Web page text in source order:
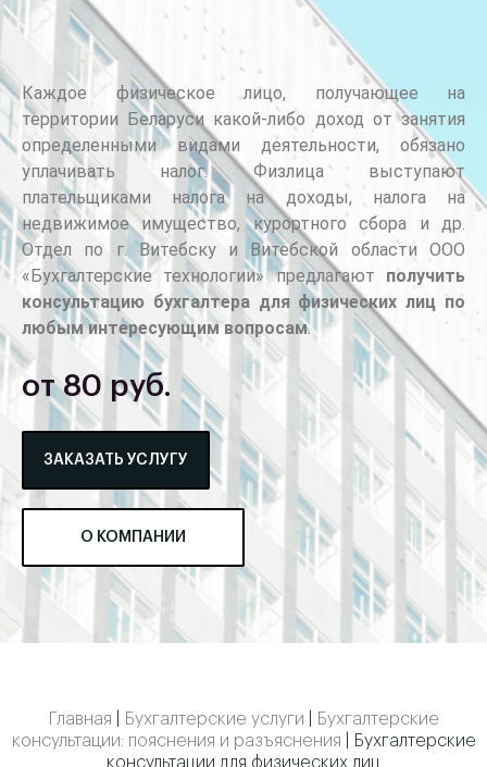
Каждое физическое лицо, получающее на
территории Беларуси какой-либо доход от занятия
определенными видами деятельности, обязано
уплачивать налог. Физлица выступают
плательщиками налога на доходы, налога на
недвижимое имущество, курортного сбора и др.
Отдел по г. Витебску и Витебской области ООО
«Бухгалтерские технологии» предлагают получить
консультацию бухгалтера для физических лиц по
любым интересующим вопросам.
от 80 руб.
ЗАКАЗАТЬ УСЛУГУ
О КОМПАНИИ
Главная Бухгалтерские услуги
Бухгалтерские
консультации: пояснения и разъяснения
Бухгалтерские
консультации для физических лиц